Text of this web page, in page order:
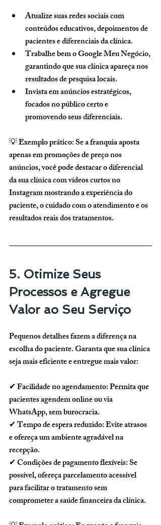
Atualize suas redes sociais com
conteúdos educativos, depoimentos de
pacientes e diferenciais da clínica.
Trabalhe bem o Google Meu Negócio,
garantindo que sua clínica apareça nos
resultados de pesquisa locais.
Invista em anúncios estratégicos,
focados no público certo e
promovendo seus diferenciais.
💡 Exemplo prático: Se a franquia aposta
apenas em promoções de preço nos
anúncios, você pode destacar o diferencial
da sua clínica com vídeos curtos no
Instagram mostrando a experiência do
paciente, o cuidado com o atendimento e os
resultados reais dos tratamentos.
5. Otimize Seus
Processos e Agregue
Valor ao Seu Serviço
Pequenos detalhes fazem a diferença na
escolha do paciente. Garanta que sua clínica
seja mais eficiente e entregue mais valor:
✔ Facilidade no agendamento: Permita que
pacientes agendem online ou via
WhatsApp, sem burocracia.
✔ Tempo de espera reduzido: Evite atrasos
e ofereça um ambiente agradável na
recepção.
✔ Condições de pagamento flexíveis: Se
possível, ofereça parcelamento acessível
para facilitar o tratamento sem
comprometer a saúde financeira da clínica.